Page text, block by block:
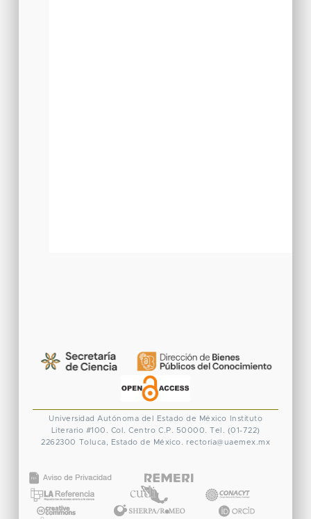
Universidad Autónoma del Estado de México
Instituto
Literario #100. Col. Centro C.P. 50000. Tel. (01-722)
2262300 Toluca, Estado de México. rectoria@uaemex.mx